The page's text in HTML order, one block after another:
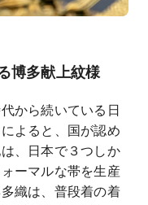
博多献上紋様
から続いている日
よると、国が認め
、日本で３つしか
ーマルな帯を生産
織は、普段着の着